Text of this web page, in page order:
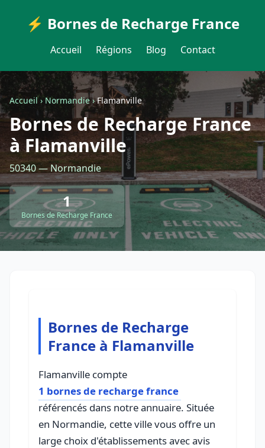
⚡ Bornes de Recharge France
Accueil Régions Blog Contact
Accueil›Normandie›Flamanville
Bornes de Recharge France
à Flamanville
50340 — Normandie
1
Bornes de Recharge France
Bornes de Recharge
France à Flamanville
Flamanville compte
1 bornes de recharge france
référencés dans notre annuaire. Située
en Normandie, cette ville vous offre un
large choix d'établissements avec avis